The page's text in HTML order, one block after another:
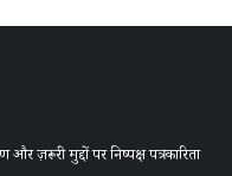
ज़रूरी मुद्दों पर निष्पक्ष पत्रकारिता